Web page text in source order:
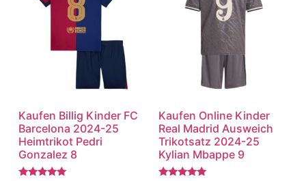
Kaufen Billig Kinder FC
Barcelona 2024-25
Heimtrikot Pedri
Gonzalez 8
Kaufen Online Kinder
Real Madrid Ausweich
Trikotsatz 2024-25
Kylian Mbappe 9